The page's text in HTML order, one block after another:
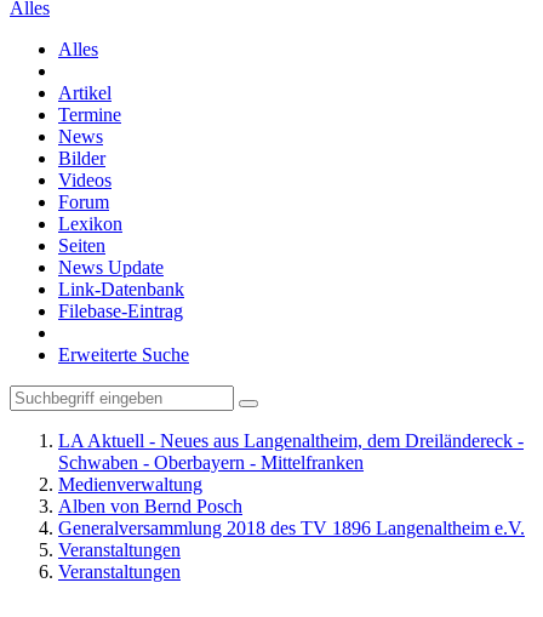
Alles
Alles
Artikel
Termine
News
Bilder
Videos
Forum
Lexikon
Seiten
News Update
Link-Datenbank
Filebase-Eintrag
Erweiterte Suche
LA Aktuell - Neues aus Langenaltheim, dem Dreiländereck -
Schwaben - Oberbayern - Mittelfranken
Medienverwaltung
Alben von Bernd Posch
Generalversammlung 2018 des TV 1896 Langenaltheim e.V.
Veranstaltungen
Veranstaltungen